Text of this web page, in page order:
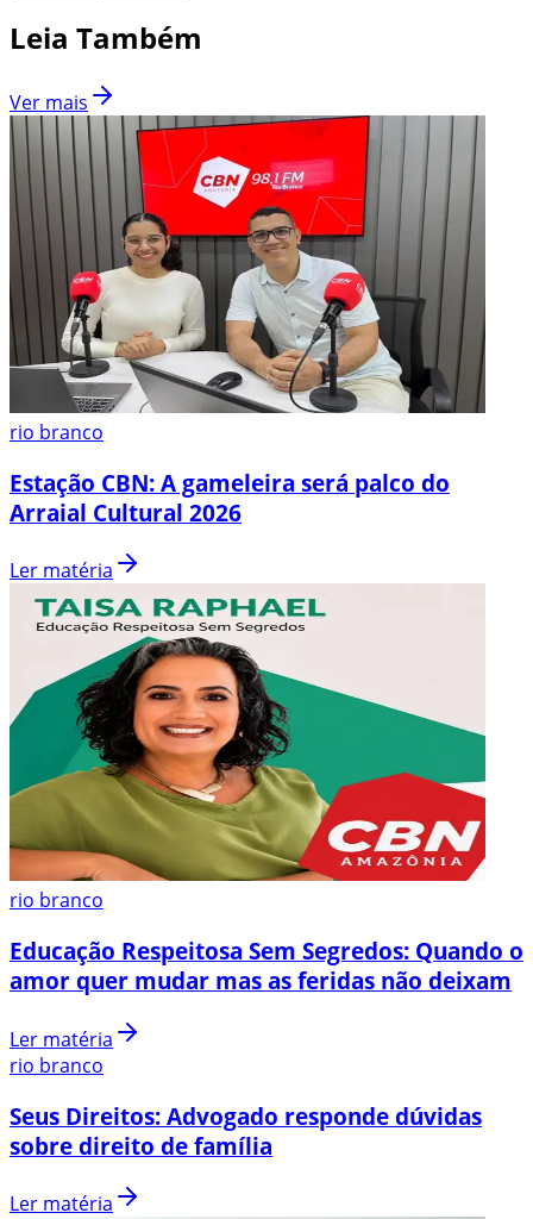
Leia Também
Ver mais
rio branco
Estação CBN: A gameleira será palco do
Arraial Cultural 2026
Ler matéria
rio branco
Educação Respeitosa Sem Segredos: Quando o
amor quer mudar mas as feridas não deixam
Ler matéria
rio branco
Seus Direitos: Advogado responde dúvidas
sobre direito de família
Ler matéria